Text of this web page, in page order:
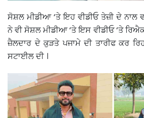
ਸੋਸ਼ਲ ਮੀਡੀਆ ‘ਤੇ ਇਹ ਵੀਡੀਓ ਤੇਜ਼ੀ ਦੇ ਨਾਲ
ਨੇ ਵੀ ਸੋਸ਼ਲ ਮੀਡੀਆ ‘ਤੇ ਇਸ ਵੀਡੀਓ ‘ਤੇ
ਜ਼ੈਲਦਾਰ ਦੇ ਕੁੜਤੇ ਪਜਾਮੇ ਦੀ ਤਾਰੀਫ ਕਰ
ਸਟਾਈਲ ਦੀ ।